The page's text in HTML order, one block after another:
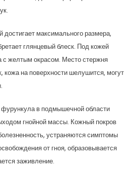
максимального размера,
глянцевый блеск. Под кожей
с желтым окрасом. Место стержня
кожа на поверхности шелушится, могут
в подмышечной области
гнойной массы. Кожный покров
устраняются симптомы
от гноя, образовывается
заживление.